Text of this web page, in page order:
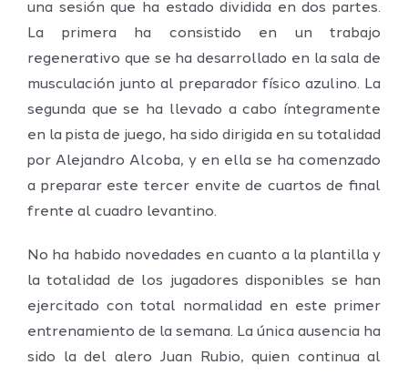
una sesión que ha estado dividida en dos partes.
La primera ha consistido en un trabajo
regenerativo que se ha desarrollado en la sala de
musculación junto al preparador físico azulino. La
segunda que se ha llevado a cabo íntegramente
en la pista de juego, ha sido dirigida en su totalidad
por Alejandro Alcoba, y en ella se ha comenzado
a preparar este tercer envite de cuartos de final
frente al cuadro levantino.
No ha habido novedades en cuanto a la plantilla y
la totalidad de los jugadores disponibles se han
ejercitado con total normalidad en este primer
entrenamiento de la semana. La única ausencia ha
sido la del alero Juan Rubio, quien continua al